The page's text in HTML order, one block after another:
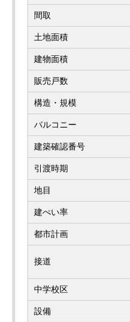
間取
土地面積
建物面積
販売戸数
構造・規模
バルコニー
建築確認番号
引渡時期
地目
建ぺい率
都市計画
接道
中学校区
設備